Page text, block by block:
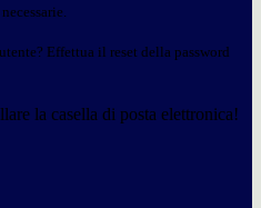
Effettua il reset della password
la casella di posta elettronica!